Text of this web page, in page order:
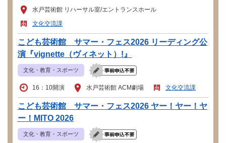
水戸芸術館 リハーサル室/エントランスホール
文化交流課
こども芸術館 サマー・フェス2026 リーディング公
演『vignette（ヴィネット）!』
文化・教育・スポーツ
16：10開演 水戸芸術館 ACM劇場 文化交流課
こども芸術館 サマー・フェス2026 ヤー！ヤー！ヤ
ー！MITO 2026
文化・教育・スポーツ